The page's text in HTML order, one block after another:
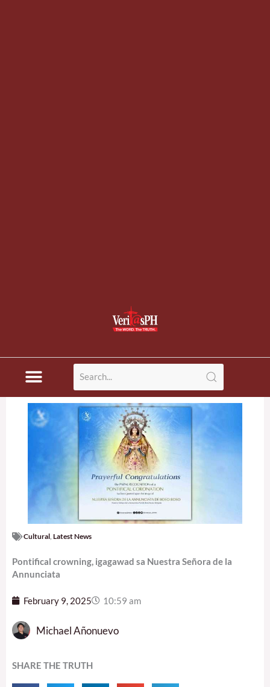
Cultural Latest News
Pontifical crowning, igagawad sa Nuestra Señora de la
Annunciata
February 9, 2025 10:59 am
Michael Añonuevo
SHARE THE TRUTH